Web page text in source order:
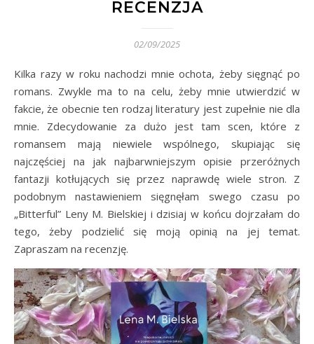
RECENZJA
02/09/2025
Kilka razy w roku nachodzi mnie ochota, żeby sięgnąć po
romans. Zwykle ma to na celu, żeby mnie utwierdzić w
fakcie, że obecnie ten rodzaj literatury jest zupełnie nie dla
mnie. Zdecydowanie za dużo jest tam scen, które z
romansem mają niewiele wspólnego, skupiając się
najczęściej na jak najbarwniejszym opisie przeróżnych
fantazji kotłujących się przez naprawdę wiele stron. Z
podobnym nastawieniem sięgnęłam swego czasu po
„Bitterful” Leny M. Bielskiej i dzisiaj w końcu dojrzałam do
tego, żeby podzielić się moją opinią na jej temat.
Zapraszam na recenzję.